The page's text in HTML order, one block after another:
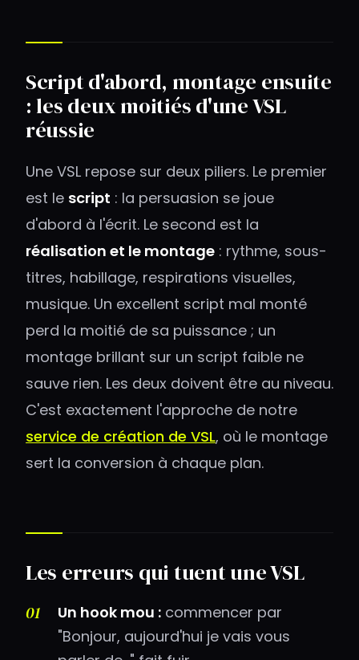
Script d'abord, montage ensuite
: les deux moitiés d'une VSL
réussie
Une VSL repose sur deux piliers. Le premier
est le script : la persuasion se joue
d'abord à l'écrit. Le second est la
réalisation et le montage : rythme, sous-
titres, habillage, respirations visuelles,
musique. Un excellent script mal monté
perd la moitié de sa puissance ; un
montage brillant sur un script faible ne
sauve rien. Les deux doivent être au niveau.
C'est exactement l'approche de notre
service de création de VSL, où le montage
sert la conversion à chaque plan.
Les erreurs qui tuent une VSL
Un hook mou : commencer par
"Bonjour, aujourd'hui je vais vous